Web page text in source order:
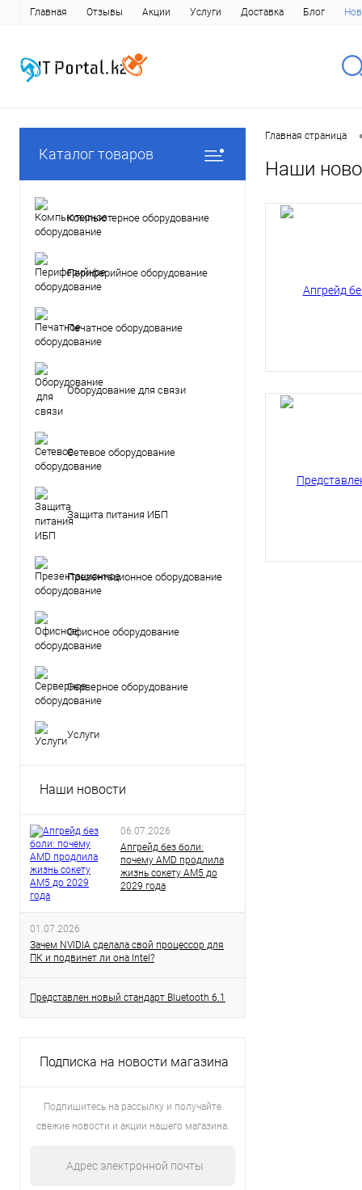
Главная Отзывы Акции Услуги Доставка Блог
Каталог товаров
Компьютерное оборудование
Периферийное оборудование
Печатное оборудование
Оборудование для связи
Сетевое оборудование
Защита питания ИБП
Презентационное оборудование
Офисное оборудование
Серверное оборудование
Услуги
Наши новости
06.07.2026
Апгрейд без боли:
почему AMD продлила
жизнь сокету AM5 до
2029 года
01.07.2026
Зачем NVIDIA сделала свой процессор для
ПК и подвинет ли она Intel?
Представлен новый стандарт Bluetooth 6.1
Подписка на новости магазина
Подпишитесь на рассылку и получайте
свежие новости и акции нашего магазина.
Главная страница
Наши